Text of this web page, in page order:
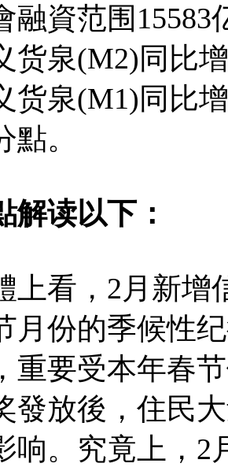
融資范围15583
货泉(M2)同比
货泉(M1)同比
點。
解读以下：
上看，2月新增
月份的季候性
重要受本年春
發放後，住民
响。究竟上，2